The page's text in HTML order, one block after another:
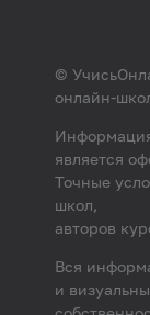
©
онлайн-
является
Точные
школ,
авторов
Вся
и